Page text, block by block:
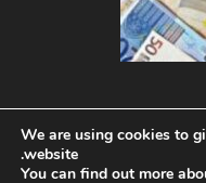
We are using cookies to
website.
You can find out more